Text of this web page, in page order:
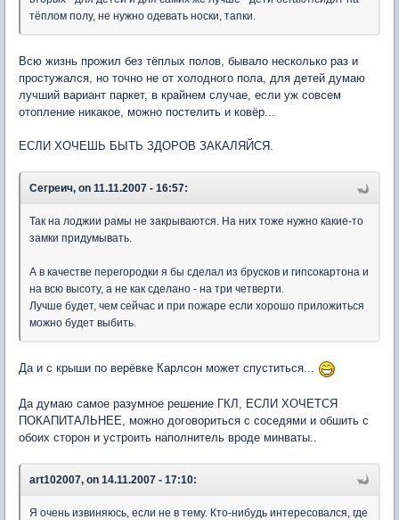
тёплом полу, не нужно одевать носки, тапки.
Всю жизнь прожил без тёплых полов, бывало несколько раз и
простужался, но точно не от холодного пола, для детей думаю
лучший вариант паркет, в крайнем случае, если уж совсем
отопление никакое, можно постелить и ковёр...
ЕСЛИ ХОЧЕШЬ БЫТЬ ЗДОРОВ ЗАКАЛЯЙСЯ.
Сегреич, on 11.11.2007 - 16:57:
Так на лоджии рамы не закрываются. На них тоже нужно какие-то
замки придумывать.
А в качестве перегородки я бы сделал из брусков и гипсокартона и
на всю высоту, а не как сделано - на три четверти.
Лучше будет, чем сейчас и при пожаре если хорошо приложиться
можно будет выбить.
Да и с крыши по верёвке Карлсон может спуститься...
Да думаю самое разумное решение ГКЛ, ЕСЛИ ХОЧЕТСЯ
ПОКАПИТАЛЬНЕЕ, можно договориться с соседями и обшить с
обоих сторон и устроить наполнитель вроде минваты..
art102007, on 14.11.2007 - 17:10:
Я очень извиняюсь, если не в тему. Кто-нибудь интересовался, где